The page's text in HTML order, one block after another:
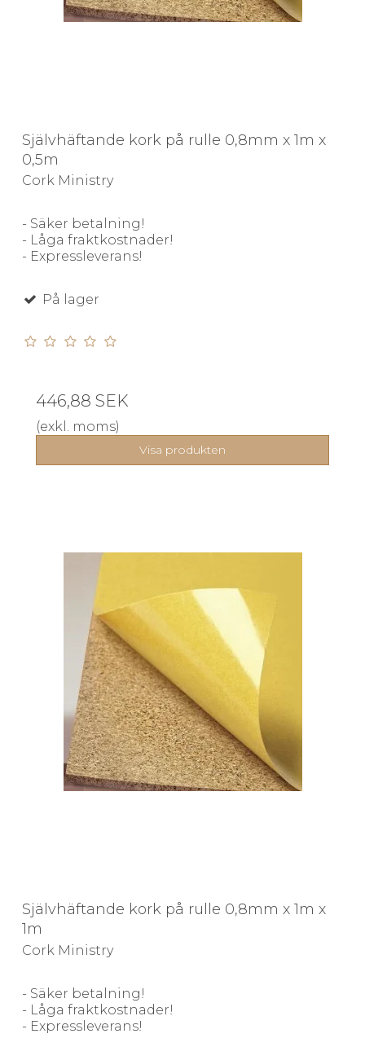
Självhäftande kork på rulle 0,8mm x 1m x
0,5m
Cork Ministry
- Säker betalning!
- Låga fraktkostnader!
- Expressleverans!
På lager
446,88 SEK
(exkl. moms)
Visa produkten
Självhäftande kork på rulle 0,8mm x 1m x
1m
Cork Ministry
- Säker betalning!
- Låga fraktkostnader!
- Expressleverans!